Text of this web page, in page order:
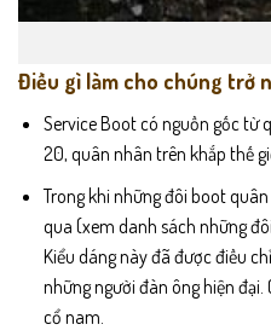
Điều gì làm cho chúng trở
Service Boot có nguồn gốc từ
20, quân nhân trên khắp thế
Trong khi những đôi boot
qua (xem danh sách những
Kiểu dáng này đã được điều
những người đàn ông hiện
cổ nam.